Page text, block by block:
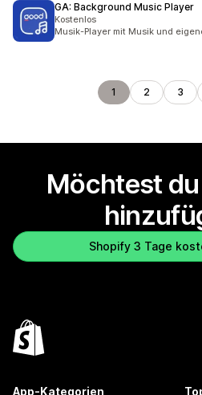
GA: Background Music Player
Kostenlos
Musik-Player mit Musik und
1 2 3
Möchtest
Shopify 3 Tage
App-Kategorien